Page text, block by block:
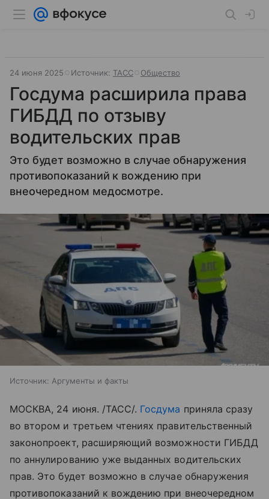
24 июня 2025 Источник: ТАСС Общество
Госдума расширила права
ГИБДД по отзыву
водительских прав
Это будет возможно в случае обнаружения
противопоказаний к вождению при
внеочередном медосмотре.
Источник: Аргументы и факты
МОСКВА, 24 июня. /ТАСС/. Госдума приняла сразу
во втором и третьем чтениях правительственный
законопроект, расширяющий возможности ГИБДД
по аннулированию уже выданных водительских
прав. Это будет возможно в случае обнаружения
противопоказаний к вождению при внеочередном